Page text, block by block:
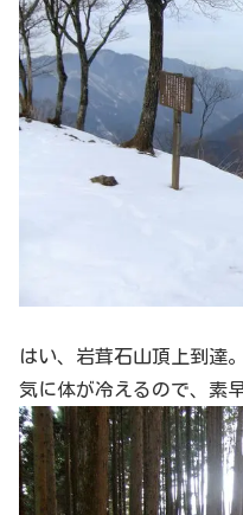
はい、岩茸石山頂上到達
気に体が冷えるので、素